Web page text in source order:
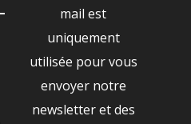
mail est
uniquement
utilisée pour vous
envoyer notre
newsletter et des